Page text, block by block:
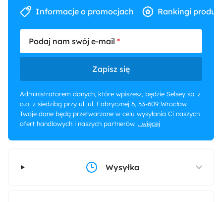
Informacje o promocjach Rankingi
Podaj nam swój e-mail
Zapisz się
Administratorem danych, które wpiszesz, będzie Selsey sp. z
o.o. z siedzibą przy ul. ul. Fabrycznej 6, 53-609 Wrocław.
Twoje dane będą przetwarzane w celu wysyłania Ci naszych
ofert handlowych i naszych partnerów. ...więcej
Wysyłka